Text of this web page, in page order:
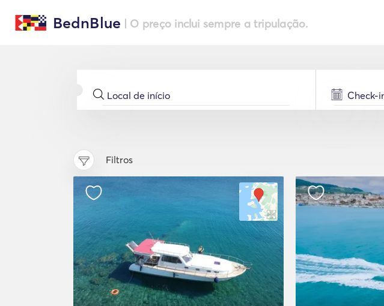
BednBlue | O preço inclui sempre a tripulação.
Filtros